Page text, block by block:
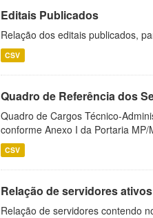
Editais Publicados
Relação dos editais publicados,
CSV
Quadro de Referência dos
Quadro de Cargos Técnico-
conforme Anexo I da Portaria MP/
CSV
Relação de servidores
Relação de servidores contendo